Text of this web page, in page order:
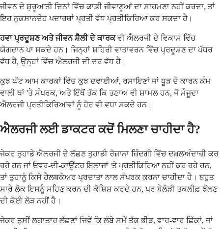
ਜੀਵਨ ਦੇ ਸ਼ੁਰੂਆਤੀ ਦਿਨਾਂ ਵਿੱਚ ਕਾਫ਼ੀ ਜੀਵਾਣੂਆਂ ਦਾ ਸਾਹਮਣਾ ਨਹੀਂ ਕਰਦਾ, ਤਾਂ
ਇਹ ਨੁਕਸਾਨਦੇਹ ਪਦਾਰਥਾਂ ਪ੍ਰਤੀ ਵੱਧ ਪ੍ਰਤੀਕਿਰਿਆ ਕਰ ਸਕਦਾ ਹੈ।
ਹਵਾ ਪ੍ਰਦੂਸ਼ਣ ਅਤੇ ਜੀਵਨ ਸ਼ੈਲੀ ਦੇ ਕਾਰਕਵੀ ਐਲਰਜੀ ਦੇ ਵਿਕਾਸ ਵਿੱਚ
ਯੋਗਦਾਨ ਪਾ ਸਕਦੇ ਹਨ। ਜਿਨ੍ਹਾਂ ਸ਼ਹਿਰੀ ਵਾਤਾਵਰਨ ਵਿੱਚ ਪ੍ਰਦੂਸ਼ਣ ਦਾ ਪੱਧਰ
ਵੱਧ ਹੈ, ਉਨ੍ਹਾਂ ਵਿੱਚ ਐਲਰਜੀ ਦੀ ਦਰ ਵੱਧ ਹੈ।
ਕੁਝ ਘੱਟ ਆਮ ਕਾਰਕਾਂ ਵਿੱਚ ਕੁਝ ਦਵਾਈਆਂ, ਰਸਾਇਣਾਂ ਜਾਂ ਧੂੜ ਦੇ ਕਾਰਨ ਕੰਮ
ਵਾਲੀ ਥਾਂ 'ਤੇ ਸੰਪਰਕ, ਅਤੇ ਇੱਥੋਂ ਤੱਕ ਕਿ ਤਣਾਅ ਵੀ ਸ਼ਾਮਲ ਹਨ, ਜੋ ਮੌਜੂਦਾ
ਐਲਰਜੀ ਪ੍ਰਤੀਕਿਰਿਆਵਾਂ ਨੂੰ ਹੋਰ ਵੀ ਵਧਾ ਸਕਦੇ ਹਨ।
ਐਲਰਜੀ ਲਈ ਡਾਕਟਰ ਕਦੋਂ ਮਿਲਣਾ ਚਾਹੀਦਾ ਹੈ?
ਜੇਕਰ ਤੁਹਾਡੇ ਐਲਰਜੀ ਦੇ ਲੱਛਣ ਤੁਹਾਡੀ ਰੋਜ਼ਾਨਾ ਜ਼ਿੰਦਗੀ ਵਿੱਚ ਦਖ਼ਲਅੰਦਾਜ਼ੀ ਕਰ
ਰਹੇ ਹਨ ਜਾਂ ਓਵਰ-ਦੀ-ਕਾਊਂਟਰ ਇਲਾਜਾਂ 'ਤੇ ਪ੍ਰਤੀਕਿਰਿਆ ਨਹੀਂ ਕਰ ਰਹੇ ਹਨ,
ਤਾਂ ਤੁਹਾਨੂੰ ਕਿਸੇ ਹੈਲਥਕੇਅਰ ਪ੍ਰਦਾਤਾ ਨਾਲ ਸੰਪਰਕ ਕਰਨਾ ਚਾਹੀਦਾ ਹੈ। ਬਹੁਤ
ਸਾਰੇ ਲੋਕ ਇਸਨੂੰ ਸਹਿਣ ਕਰਨ ਦੀ ਕੋਸ਼ਿਸ਼ ਕਰਦੇ ਹਨ, ਪਰ ਬੇਲੋੜੀ ਤਕਲੀਫ਼ ਝੱਲਣ
ਦੀ ਕੋਈ ਲੋੜ ਨਹੀਂ ਹੈ।
ਜੇਕਰ ਤੁਸੀਂ ਲਗਾਤਾਰ ਲੱਛਣਾਂ ਜਿਵੇਂ ਕਿ ਲੰਬੇ ਸਮੇਂ ਤੱਕ ਭੀੜ, ਵਾਰ-ਵਾਰ ਛਿੱਕਾਂ, ਜਾਂ